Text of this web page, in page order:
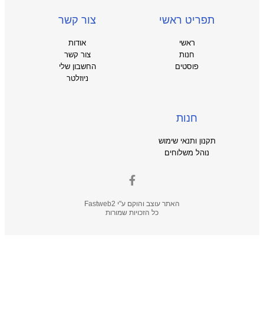
תפריט ראשי
ראשי
חנות
פוסטים
צור קשר
אודות
צור קשר
החשבון שלי
ניוזלטר
חנות
תקנון ותנאי שימוש
נוהל משלוחים
האתר עוצב והוקם ע"י Fastweb2
כל הזכויות שמורות